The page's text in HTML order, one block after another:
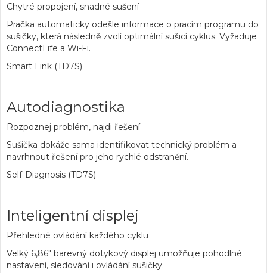
Chytré propojení, snadné sušení
Pračka automaticky odešle informace o pracím programu do
sušičky, která následně zvolí optimální sušicí cyklus. Vyžaduje
ConnectLife a Wi-Fi.
Smart Link (TD7S)
Autodiagnostika
Rozpoznej problém, najdi řešení
Sušička dokáže sama identifikovat technický problém a
navrhnout řešení pro jeho rychlé odstranění.
Self-Diagnosis (TD7S)
Inteligentní displej
Přehledné ovládání každého cyklu
Velký 6,86" barevný dotykový displej umožňuje pohodlné
nastavení, sledování i ovládání sušičky.